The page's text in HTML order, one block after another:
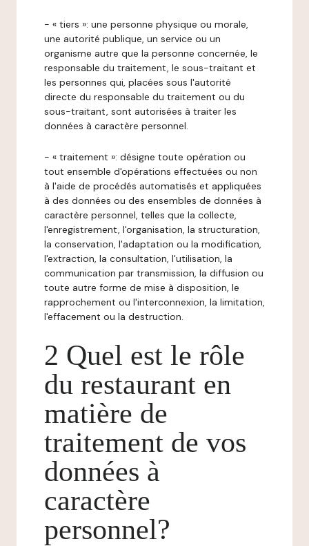
- « tiers »: une personne physique ou morale,
une autorité publique, un service ou un
organisme autre que la personne concernée, le
responsable du traitement, le sous-traitant et
les personnes qui, placées sous l'autorité
directe du responsable du traitement ou du
sous-traitant, sont autorisées à traiter les
données à caractère personnel.
- « traitement »: désigne toute opération ou
tout ensemble d'opérations effectuées ou non
à l'aide de procédés automatisés et appliquées
à des données ou des ensembles de données à
caractère personnel, telles que la collecte,
l'enregistrement, l'organisation, la structuration,
la conservation, l'adaptation ou la modification,
l'extraction, la consultation, l'utilisation, la
communication par transmission, la diffusion ou
toute autre forme de mise à disposition, le
rapprochement ou l'interconnexion, la limitation,
l'effacement ou la destruction.
2 Quel est le rôle
du restaurant en
matière de
traitement de vos
données à
caractère
personnel?